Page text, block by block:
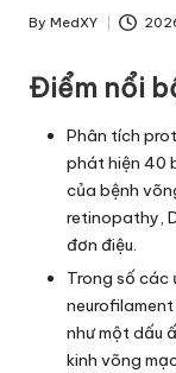
Posted
By MedXY
Điểm nổi
Phân tích
phát hiện 40
của bệnh
retinopathy,
đơn điệu.
Trong số các
như một dấu
kinh võng